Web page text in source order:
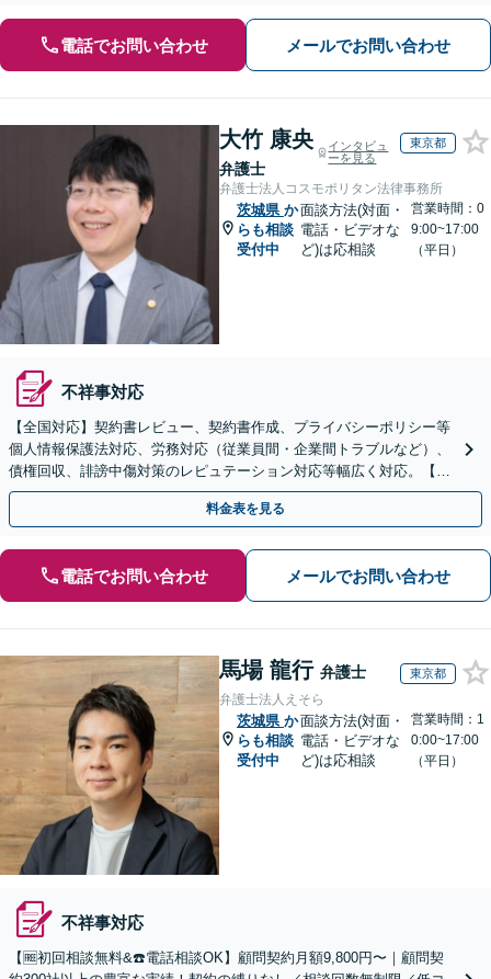
電話でお問い合わせ メールでお問い合わせ
大竹 康央
弁護士
インタビュ
ーを見る
東京都
弁護士法人コスモポリタン法律事務所
茨城県 か
らも相談
受付中
面談方法(対面・
電話・ビデオな
ど)は応相談
営業時間：0
9:00~17:00
（平日）
不祥事対応
【全国対応】契約書レビュー、契約書作成、プライバシーポリシー等
個人情報保護法対応、労務対応（従業員間・企業間トラブルなど）、
債権回収、誹謗中傷対策のレピュテーション対応等幅広く対応。【安
心・明確な料金体系】【オンライン相談可】
料金表を見る
電話でお問い合わせ メールでお問い合わせ
馬場 龍行 弁護士 東京都
弁護士法人えそら
茨城県 か
らも相談
受付中
面談方法(対面・
電話・ビデオな
ど)は応相談
営業時間：1
0:00~17:00
（平日）
不祥事対応
【🆓初回相談無料&☎️電話相談OK】顧問契約月額9,800円〜｜顧問契